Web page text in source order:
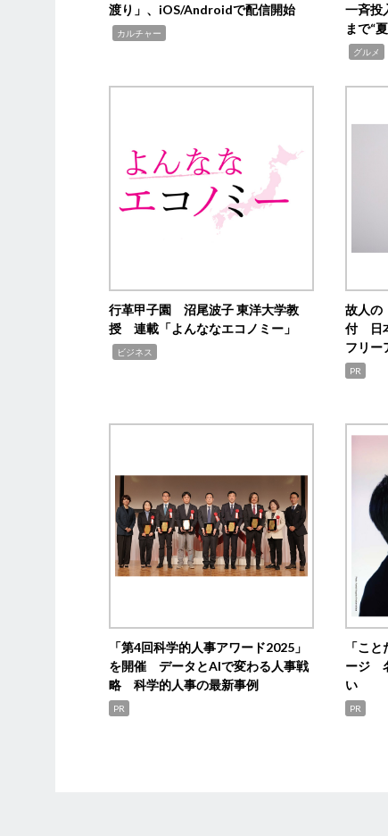
渡り」、iOS/Androidで配信開始
カルチャー
一斉投
まで“
グルメ
行革甲子園 沼尾波子 東洋大学教
授 連載「よんななエコノミー」
ビジネス
故人の
付 日
フリー
PR
「第4回科学的人事アワード2025」
を開催 データとAIで変わる人事戦
略 科学的人事の最新事例
PR
「こ
ージ
い
PR